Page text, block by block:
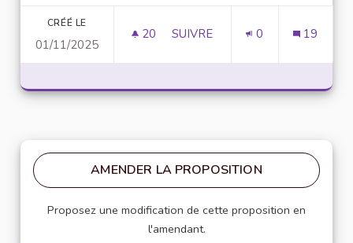
CRÉÉ LE
01/11/2025
20 20 ABONNÉS
SUIVRE 0 19
AMENDER LA PROPOSITION
Proposez une modification de cette proposition en
l'amendant.